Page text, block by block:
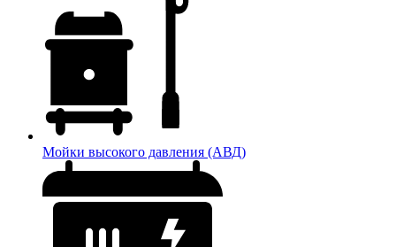
Мойки высокого давления (АВД)